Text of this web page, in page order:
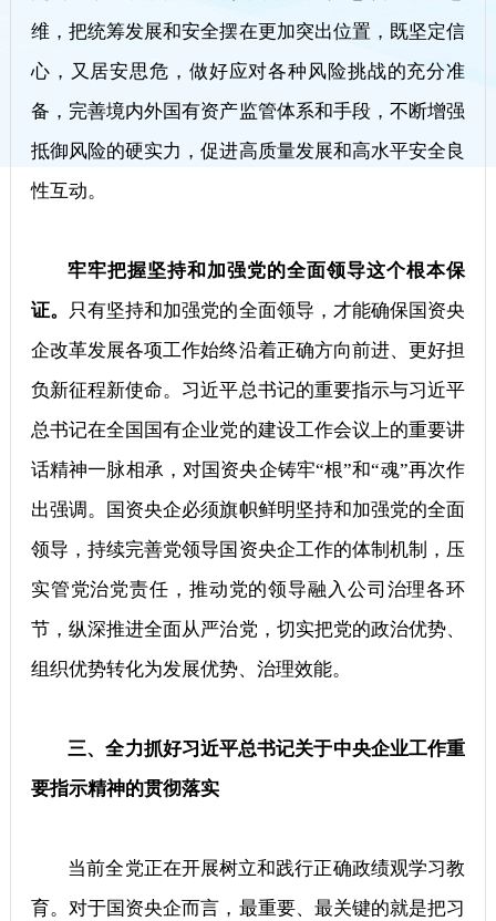
维，把统筹发展和安全摆在更加突出位置，既坚定信
心，又居安思危，做好应对各种风险挑战的充分准
备，完善境内外国有资产监管体系和手段，不断增强
抵御风险的硬实力，促进高质量发展和高水平安全良
性互动。
牢牢把握坚持和加强党的全面领导这个根本保
证。
只有坚持和加强党的全面领导，才能确保国资央
企改革发展各项工作始终沿着正确方向前进、更好担
负新征程新使命。习近平总书记的重要指示与习近平
总书记在全国国有企业党的建设工作会议上的重要讲
话精神一脉相承，对国资央企铸牢“根”和“魂”再次作
出强调。国资央企必须旗帜鲜明坚持和加强党的全面
领导，持续完善党领导国资央企工作的体制机制，压
实管党治党责任，推动党的领导融入公司治理各环
节，纵深推进全面从严治党，切实把党的政治优势、
组织优势转化为发展优势、治理效能。
三、全力抓好习近平总书记关于中央企业工作重
要指示精神的贯彻落实
当前全党正在开展树立和践行正确政绩观学习教
育。对于国资央企而言，最重要、最关键的就是把习